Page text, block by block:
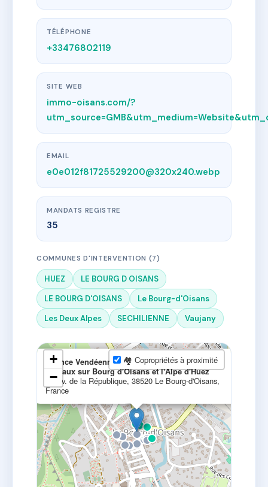
TÉLÉPHONE
+33476802119
SITE WEB
immo-oisans.com/?
EMAIL
e0e012f81725529200@320x240.webp
MANDATS REGISTRE
35
COMMUNES D'INTERVENTION (7)
HUEZ
LE BOURG D OISANS
LE BOURG D'OISANS
Le Bourg-d'Oisans
Les Deux Alpes
SECHILIENNE Vaujany
Agence Vendéenne Immobilier Montagne -
bureaux sur Bourg d'Oisans et l'Alpe d'Huez
29 Av. de la République, 38520 Le Bourg-d'Oisans,
France
+
−
🏘 Copropriétés à proximité